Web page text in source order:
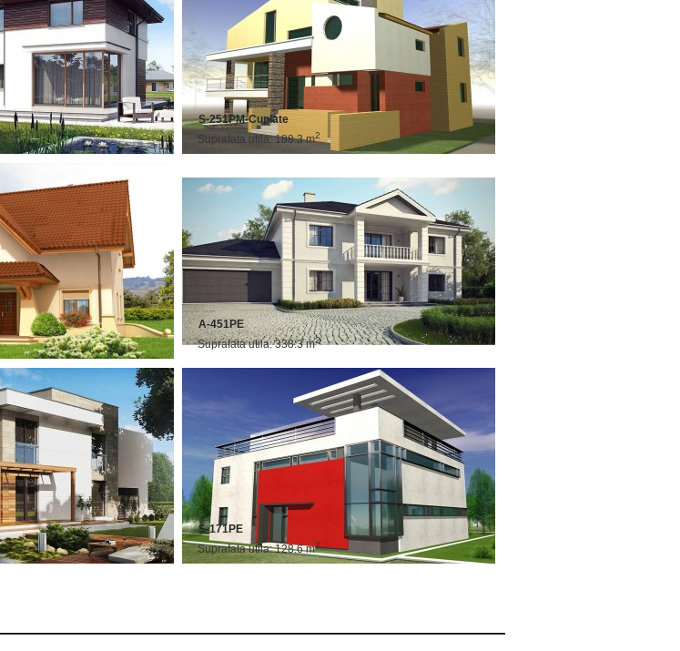
S-251PM-Cuplate
Suprafata utila: 188.3 m2
A-451PE
Suprafata utila: 338.3 m2
S-171PE
Suprafata utila: 128.6 m2